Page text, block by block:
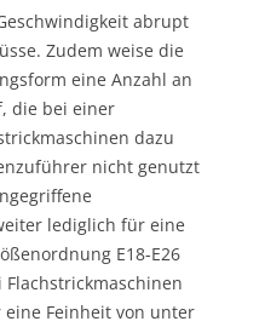
abrupt
Zudem weise die
eine Anzahl an
die bei einer
dazu
nicht genutzt
lediglich für eine
E18-E26
Flachstrickmaschinen
Feinheit von unter